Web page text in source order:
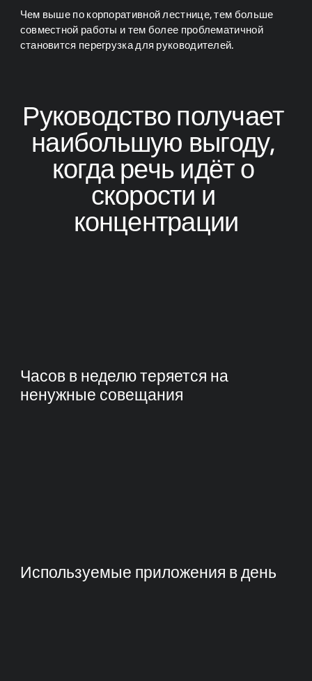
Чем выше по корпоративной лестнице, тем больше
совместной работы и тем более проблематичной
становится перегрузка для руководителей.
Руководство получает
наибольшую выгоду,
когда речь идёт о
скорости и
концентрации
Часов в неделю теряется на
ненужные совещания
Используемые приложения в день